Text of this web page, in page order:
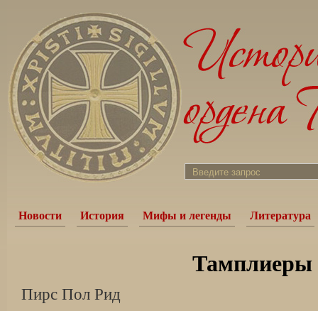
Новости История Мифы и легенды Литература
Тамплиеры
Пирс Пол Рид